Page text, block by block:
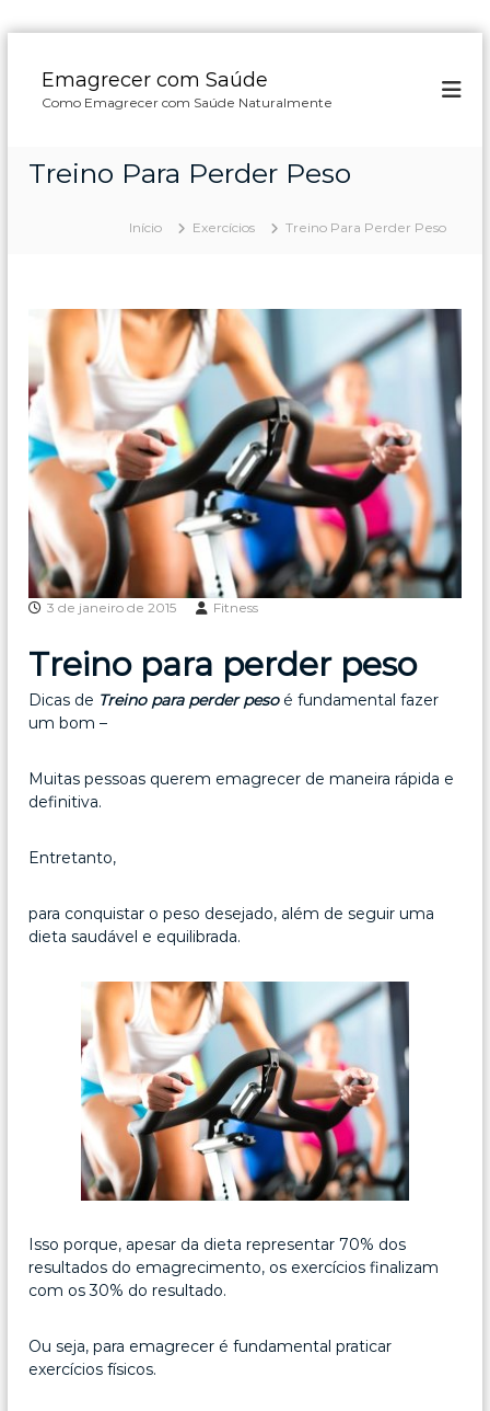
Emagrecer com Saúde
Como Emagrecer com Saúde Naturalmente
Treino Para Perder Peso
Início Exercícios Treino Para Perder Peso
3 de janeiro de 2015 Fitness
Treino para perder peso
Dicas de Treino para perder pesoé fundamental fazer
um bom –
Muitas pessoas querem emagrecer de maneira rápida e
definitiva.
Entretanto,
para conquistar o peso desejado, além de seguir uma
dieta saudável e equilibrada.
Isso porque, apesar da dieta representar 70% dos
resultados do emagrecimento, os exercícios finalizam
com os 30% do resultado.
Ou seja, para emagrecer é fundamental praticar
exercícios físicos.